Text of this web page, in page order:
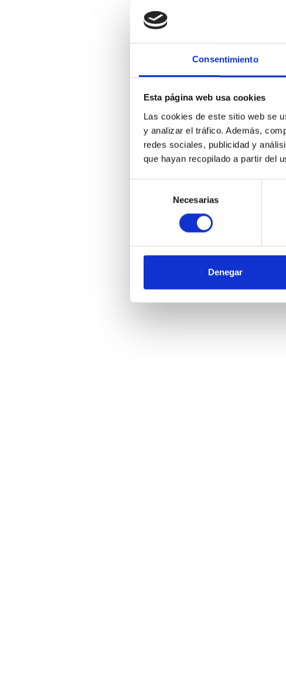
Consentimiento
Esta página web usa cookies
Las cookies de este sitio web se
y analizar el tráfico. Además,
redes sociales, publicidad y
que hayan recopilado a partir del
consentimiento
Necesarias
Denegar